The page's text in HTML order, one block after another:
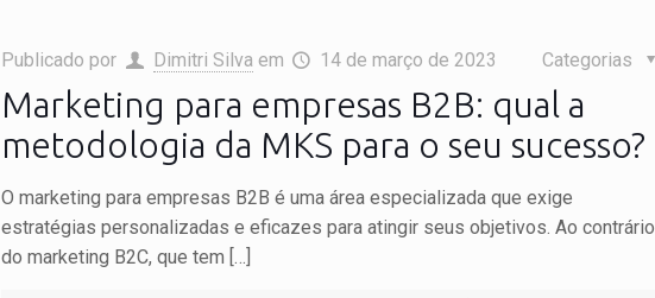
Publicado por Dimitri Silva em 14 de março de 2023 Categorias
Marketing para empresas B2B: qual a
metodologia da MKS para o seu sucesso?
O marketing para empresas B2B é uma área especializada que exige
estratégias personalizadas e eficazes para atingir seus objetivos. Ao contrário
do marketing B2C, que tem […]